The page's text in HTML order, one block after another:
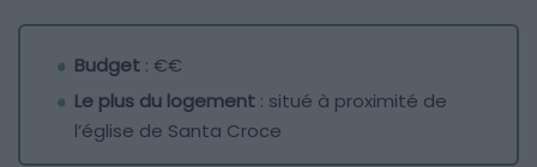
Budget : €€
Le plus du logement : situé à proximité de
l’église de Santa Croce